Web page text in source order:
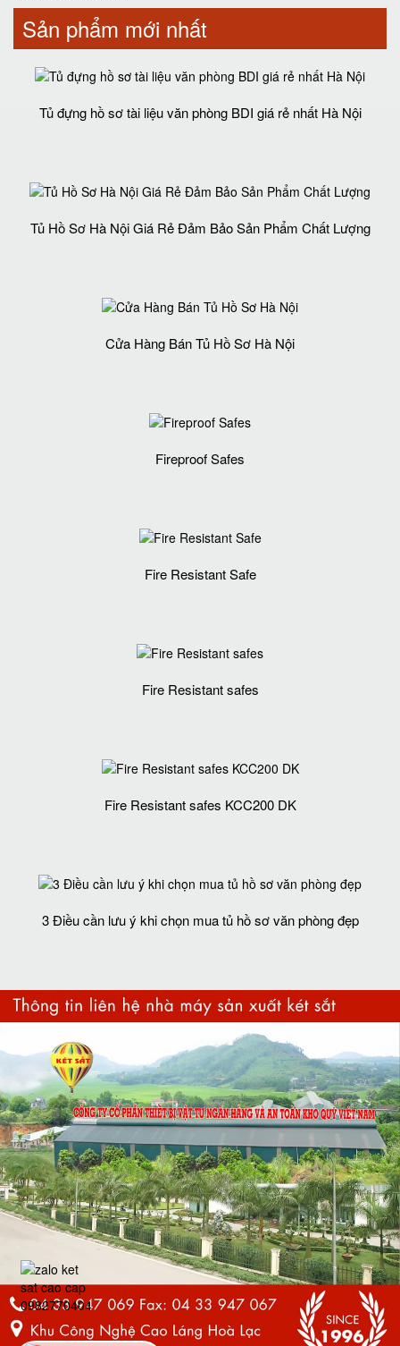
Sản phẩm mới nhất
Tủ đựng hồ sơ tài liệu văn phòng BDI giá rẻ nhất Hà Nội
Tủ Hồ Sơ Hà Nội Giá Rẻ Đảm Bảo Sản Phẩm Chất Lượng‎
Cửa Hàng Bán Tủ Hồ Sơ Hà Nội
Fireproof Safes
Fire Resistant Safe
Fire Resistant safes
Fire Resistant safes KCC200 DK
3 Điều cần lưu ý khi chọn mua tủ hồ sơ văn phòng đẹp